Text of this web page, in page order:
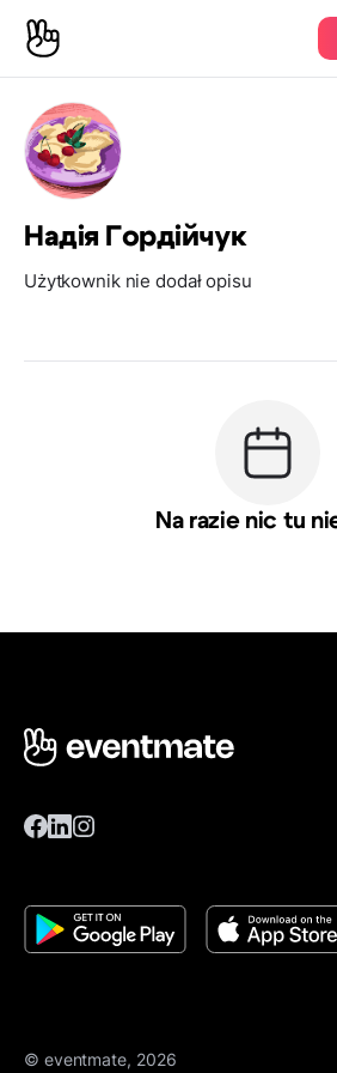
Надія Гордійчук
Użytkownik nie dodał opisu
Na razie nic tu
© eventmate, 2026